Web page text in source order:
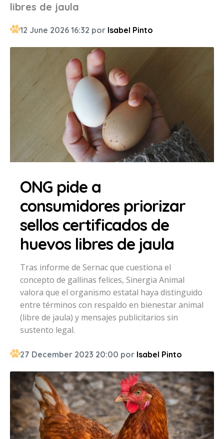
libres de jaula
12 June 2026 16:32 por Isabel Pinto
ONG pide a
consumidores priorizar
sellos certificados de
huevos libres de jaula
Tras informe de Sernac que cuestiona el
concepto de gallinas felices, Sinergia Animal
valora que el organismo estatal haya distinguido
entre términos con respaldo en bienestar animal
(libre de jaula) y mensajes publicitarios sin
sustento legal.
27 December 2023 20:00 por Isabel Pinto